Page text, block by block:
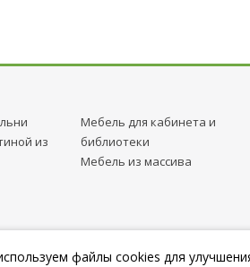
из
Мебель для кабинета и
библиотеки
Мебель из массива
файлы cookies для